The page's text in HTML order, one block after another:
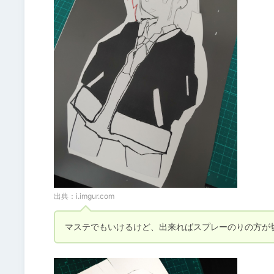
出典： i.imgur.com
マステでもいけるけど、出来ればスプレーのりの方が